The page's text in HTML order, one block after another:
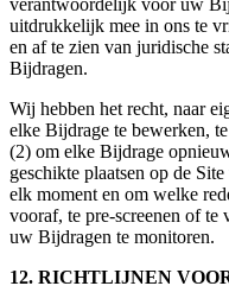
uitdrukkelijk mee in ons te
en af te zien van juridische
Bijdragen.
Wij hebben het recht, naar
elke Bijdrage te bewerken,
(2) om elke Bijdrage
geschikte plaatsen op de
elk moment en om welke
vooraf, te pre-screenen of
uw Bijdragen te monitoren.
12. RICHTLIJNEN